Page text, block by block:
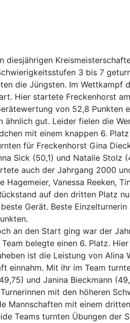
diesjährigen
3 bis 7
die Jüngsten. Im Wettkampf
Hier startete Freckenhorst
von 52,8 Punkten
ähnlich gut. Leider fielen die
mit einem knappen 6.
für Freckenhorst Gina
Sick (50,1) und Natalie Stolz
auch der Jahrgang 2000
Vanessa Reeken,
auf den dritten Platz
Gerät. Beste
an den Start ging war der
belegte einen 6. Platz.
ist die Leistung von Alina
einnahm. Mit ihr im Team
und Janina Bieckmann
mit den höheren
Mannschaften mit einem
Teams turnten Übungen der